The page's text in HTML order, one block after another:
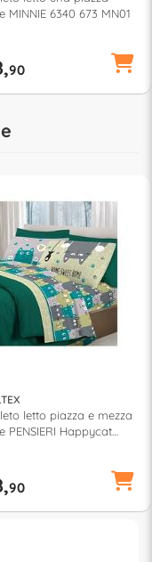
MINNIE 6340 673 MN01
90
letto piazza e mezza
PENSIERI Happycat
90